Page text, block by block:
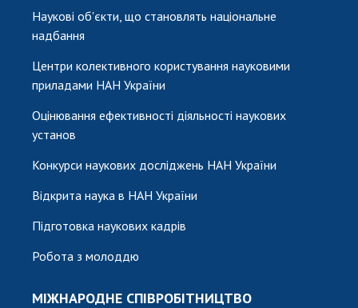
Наукові об'єкти, що становлять національне
надбання
Центри колективного користування науковими
приладами НАН України
Оцінювання ефективності діяльності наукових
установ
Конкурси наукових досліджень НАН України
Відкрита наука в НАН України
Підготовка наукових кадрів
Робота з молоддю
МІЖНАРОДНЕ СПІВРОБІТНИЦТВО